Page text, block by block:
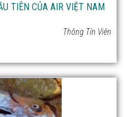
TIÊN CỦA AIR VIỆT NAM
Thông Tín Viên